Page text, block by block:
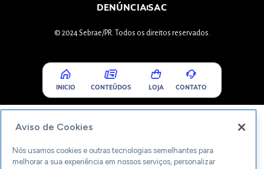
DENÚNCIASAC
© 2024 Sebrae/PR. Todos os direitos reservados.
INICIO CONTEÚDOS LOJA CONTATO
Aviso de Cookies
Nós usamos cookies e outras tecnologias semelhantes para
melhorar a sua experiência em nossos serviços, personalizar